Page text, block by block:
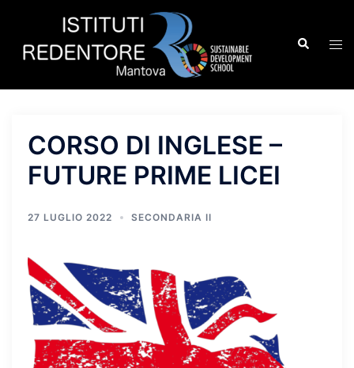
contenuto
Cerca
CORSO DI INGLESE –
FUTURE PRIME LICEI
27 LUGLIO 2022 SECONDARIA II